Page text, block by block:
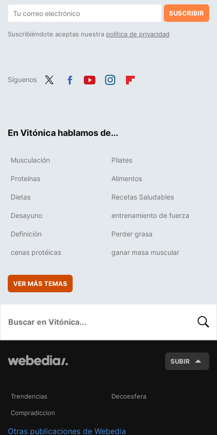
SUSCRIBIR
Suscribiéndote aceptas nuestra política de privacidad
Síguenos
En Vitónica hablamos de...
Musculación Pilates
Proteínas Alimentos
Dietas Recetas Saludables
Desayuno entrenamiento de fuerza
Definición Perder grasa
cenas protéicas ganar masa muscular
VER MÁS TEMAS
SUBIR
Trendencias Decoesfera
Compradiccion
Otras publicaciones de Webedia